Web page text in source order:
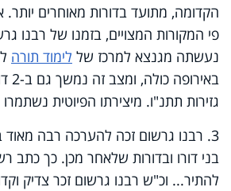
הקדומה, מתועד בדורות מאוחרים
פי המקורות המצויים, בזמנו של רבנו
נעשתה מגנצא למרכז של לימוד תורה
גזירות תתנ"ו. מיצירתו הפיוטית נשתמרו 10 סליחות.
3. רבנו גרשום זכה להערכה רבה
בני דורו ובדורות שלאחר מכן. כך כתב
להתיר... וכ"ש רבנו גרשום זכר צדיק